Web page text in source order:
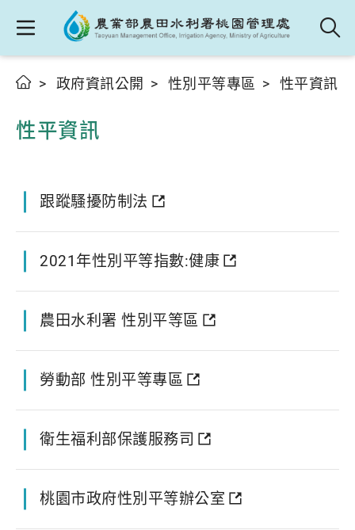
政府資訊公開 性別平等專區 性平資訊
性平資訊
跟蹤騷擾防制法
2021年性別平等指數:健康
農田水利署 性別平等區
勞動部 性別平等專區
衛生福利部保護服務司
桃園市政府性別平等辦公室